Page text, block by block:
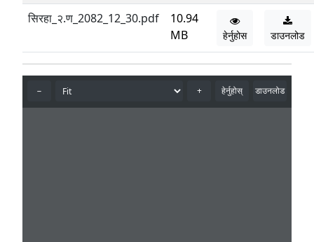
सिरहा_२.ण_2082_12_30.pdf
10.94
MB
हेर्नुहोस डाउनलोड